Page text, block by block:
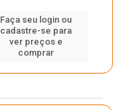
Faça seu login ou
cadastre-se para
ver preços e
comprar